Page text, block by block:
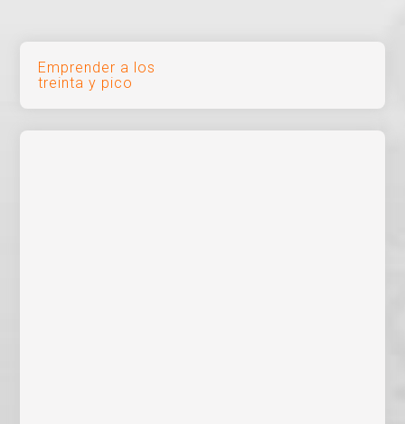
Navegación
de
entradas
Emprender a los
treinta y pico